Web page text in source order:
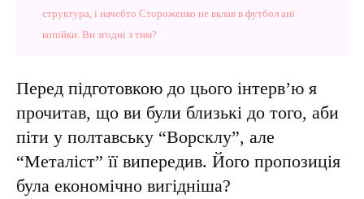
структура, і начебто Стороженко не вклав в футбол ані
копійки. Ви згодні з тим?
Перед підготовкою до цього інтерв’ю я
прочитав, що ви були близькі до того, аби
піти у полтавську “Ворсклу”, але
“Металіст” її випередив. Його пропозиція
була економічно вигідніша?